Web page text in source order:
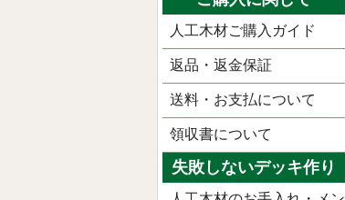
人工木材ご購入ガイド
返品・返金保証
送料・お支払について
領収書について
失敗しないデッキ作り